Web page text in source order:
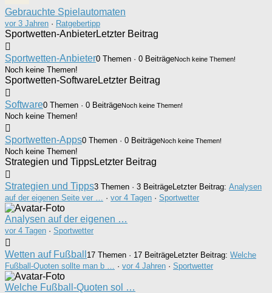
Gebrauchte Spielautomaten
vor 3 Jahren · Ratgebertipp
Sportwetten-AnbieterLetzter Beitrag
Sportwetten-Anbieter0 Themen · 0 BeiträgeNoch keine Themen!
Noch keine Themen!
Sportwetten-SoftwareLetzter Beitrag
Software0 Themen · 0 BeiträgeNoch keine Themen!
Noch keine Themen!
Sportwetten-Apps0 Themen · 0 BeiträgeNoch keine Themen!
Noch keine Themen!
Strategien und TippsLetzter Beitrag
Strategien und Tipps3 Themen · 3 BeiträgeLetzter Beitrag: Analysen
auf der eigenen Seite ver …
· vor 4 Tagen · Sportwetter
Analysen auf der eigenen …
vor 4 Tagen · Sportwetter
Wetten auf Fußball 17 Themen · 17 BeiträgeLetzter Beitrag: Welche
Fußball-Quoten sollte man b …
· vor 4 Jahren · Sportwetter
Welche Fußball-Quoten sol …